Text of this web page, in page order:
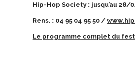
Hip-Hop Society : jusqu’au 28/
Rens. : 04 95 04 95 50 /
Le programme complet du